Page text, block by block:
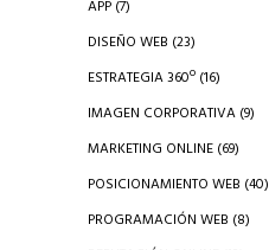
APP (7)
DISEÑO WEB (23)
ESTRATEGIA 360º (16)
IMAGEN CORPORATIVA (9)
MARKETING ONLINE (69)
POSICIONAMIENTO WEB (40)
PROGRAMACIÓN WEB (8)